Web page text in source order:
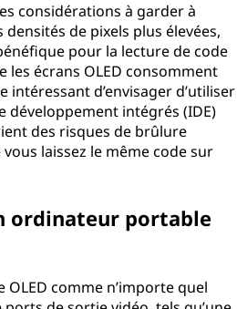
considérations à garder à
de pixels plus élevées,
pour la lecture de code
les écrans OLED consomment
intéressant d’envisager d’utiliser
développement intégrés (IDE)
des risques de brûlure
laissez le même code sur
ordinateur portable
comme n’importe quel